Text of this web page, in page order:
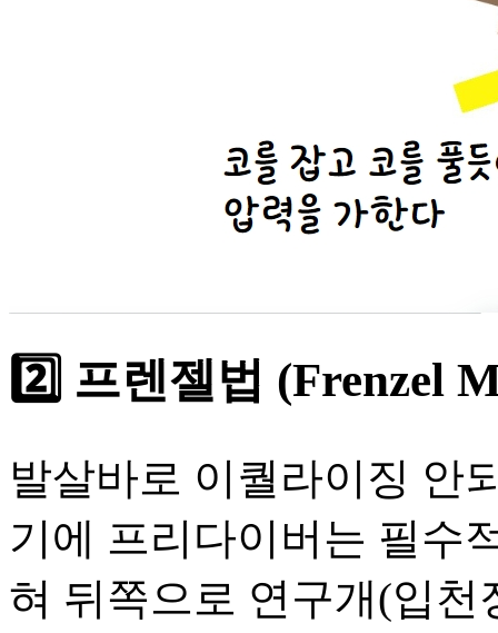
2️⃣ 프렌젤법 (Frenzel
발살바로 이퀄라이징 안
기에 프리다이버는 필수
혀 뒤쪽으로 연구개(입